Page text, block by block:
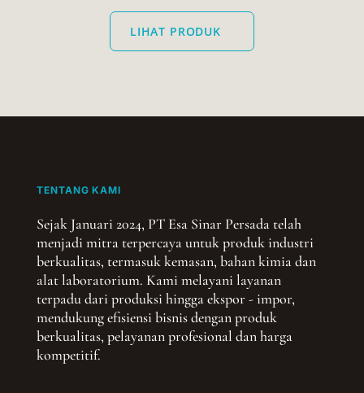
LIHAT PRODUK
TENTANG KAMI
Sejak Januari 2024, PT Esa Sinar Persada telah
menjadi mitra terpercaya untuk produk industri
berkualitas, termasuk kemasan, bahan kimia dan
alat laboratorium. Kami melayani layanan
terpadu dari produksi hingga ekspor - impor,
mendukung efisiensi bisnis dengan produk
berkualitas, pelayanan profesional dan harga
kompetitif.